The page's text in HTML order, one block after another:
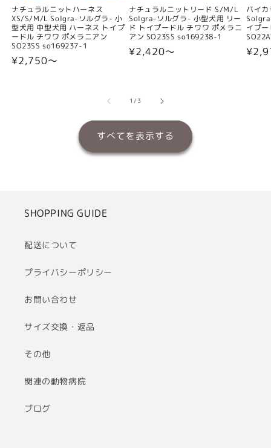
ナチュラルニットハーネス
XS/S/M/L Solgra-ソルグラ- 小
型犬用 中型犬用 ハーネス トイプ
ードル チワワ ポメラニアン
SO23SS so169237-1
通
¥2,750〜
ナチュラルニットリード S/M/L
Solgra-ソルグラ- 小型犬用 リー
ド トイプードル チワワ ポメラニ
アン SO23SS so169238-1
通
格
¥2,420〜
バイ
イプ
通
1/の
3
すべてを表示する
SHOPPING GUIDE
配送について
プライバシーポリシー
お問い合わせ
サイズ交換・返品
その他
関連の動物病院
ブログ